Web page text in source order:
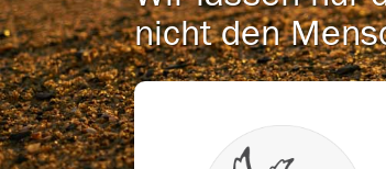
nicht den